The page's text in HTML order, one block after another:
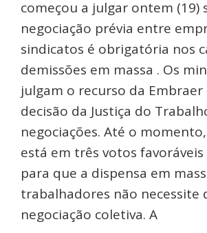
começou a julgar ontem (19)
negociação prévia entre
sindicatos é obrigatória nos
demissões em massa . Os
julgam o recurso da
decisão da Justiça do
negociações. Até o
está em três votos
para que a dispensa em
trabalhadores não necessite
negociação coletiva. A